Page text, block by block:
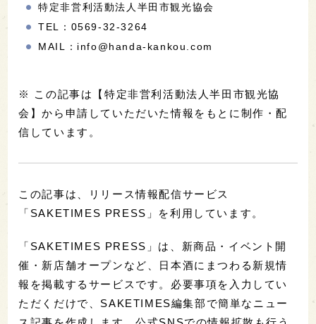
特定非営利活動法人半田市観光協会
TEL：0569-32-3264
MAIL：info@handa-kankou.com
※ この記事は【特定非営利活動法人半田市観光協
会】から申請していただいた情報をもとに制作・配
信しています。
この記事は、リリース情報配信サービス
「SAKETIMES PRESS」を利用しています。
「SAKETIMES PRESS」は、新商品・イベント開
催・新店舗オープンなど、日本酒にまつわる新規情
報を掲載するサービスです。必要事項を入力してい
ただくだけで、SAKETIMES編集部で簡単なニュー